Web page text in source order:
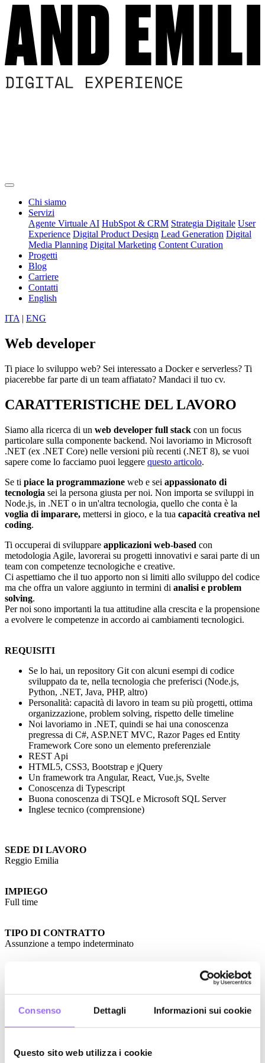
Consenso Dettagli Informazioni sui cookie
Questo sito web utilizza i cookie
Chi siamo
Servizi
Agente Virtuale AI HubSpot & CRM Strategia Digitale User
Experience Digital Product Design Lead Generation Digital
Media Planning Digital Marketing Content Curation
Progetti
Blog
Carriere
Contatti
English
ITA | ENG
Web developer
Ti piace lo sviluppo web? Sei interessato a Docker e serverless? Ti
piacerebbe far parte di un team affiatato? Mandaci il tuo cv.
CARATTERISTICHE DEL LAVORO
Siamo alla ricerca di un web developer full stack con un focus
particolare sulla componente backend. Noi lavoriamo in Microsoft
.NET (ex .NET Core) nelle versioni più recenti (.NET 8), se vuoi
sapere come lo facciamo puoi leggere questo articolo.
Se ti piace la programmazione web e sei appassionato di
tecnologia sei la persona giusta per noi. Non importa se sviluppi in
Node.js, in .NET o in un'altra tecnologia, quello che conta è la
voglia di imparare, mettersi in gioco, e la tua capacità creativa nel
coding.
Ti occuperai di sviluppare applicazioni web-based con
metodologia Agile, lavorerai su progetti innovativi e sarai parte di un
team con competenze tecnologiche e creative.
Ci aspettiamo che il tuo apporto non si limiti allo sviluppo del codice
ma che offra un valore aggiunto in termini di analisi e problem
solving.
Per noi sono importanti la tua attitudine alla crescita e la propensione
a evolvere le competenze in accordo ai cambiamenti tecnologici.
REQUISITI
Se lo hai, un repository Git con alcuni esempi di codice
sviluppato da te, nella tecnologia che preferisci (Node.js,
Python, .NET, Java, PHP, altro)
Personalità: capacità di lavoro in team su più progetti, ottima
organizzazione, problem solving, rispetto delle timeline
Noi lavoriamo in .NET, quindi se hai una conoscenza
pregressa di C#, ASP.NET MVC, Razor Pages ed Entity
Framework Core sono un elemento preferenziale
REST Api
HTML5, CSS3, Bootstrap e jQuery
Un framework tra Angular, React, Vue.js, Svelte
Conoscenza di Typescript
Buona conoscenza di TSQL e Microsoft SQL Server
Inglese tecnico (comprensione)
SEDE DI LAVORO
Reggio Emilia
IMPIEGO
Full time
TIPO DI CONTRATTO
Assunzione a tempo indeterminato
Possibilità di sperimentare le più recenti tecnologie client e
Possibilità di distribuire il lavoro fra presenza in ufficio e
smart working
online/offline
Premi al raggiungimento di obiettivi